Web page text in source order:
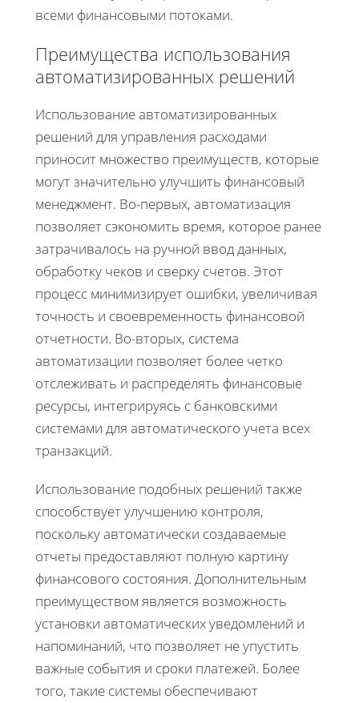
всеми финансовыми потоками.
Преимущества использования
автоматизированных решений
Использование автоматизированных
решений для управления расходами
приносит множество преимуществ, которые
могут значительно улучшить финансовый
менеджмент. Во-первых, автоматизация
позволяет сэкономить время, которое ранее
затрачивалось на ручной ввод данных,
обработку чеков и сверку счетов. Этот
процесс минимизирует ошибки, увеличивая
точность и своевременность финансовой
отчетности. Во-вторых, система
автоматизации позволяет более четко
отслеживать и распределять финансовые
ресурсы, интегрируясь с банковскими
системами для автоматического учета всех
транзакций.
Использование подобных решений также
способствует улучшению контроля,
поскольку автоматически создаваемые
отчеты предоставляют полную картину
финансового состояния. Дополнительным
преимуществом является возможность
установки автоматических уведомлений и
напоминаний, что позволяет не упустить
важные события и сроки платежей. Более
того, такие системы обеспечивают